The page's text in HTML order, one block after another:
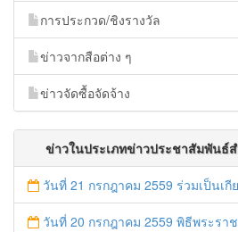
การประกวด/ชิงรางวัล
ข่าวจากสือต่าง ๆ
ข่าวจัดซื้อจัดจ้าง
ข่าวในประเภทข่าวประชาสัมพันธ์
วันที่ 21 กรกฎาคม 2559 ร่วมเป็นเกียรติ การจัดการประกวดของฝากประจ
วันที่ 20 กรกฎาคม 2559 พิธีพระราชทานเทียนพรรษ